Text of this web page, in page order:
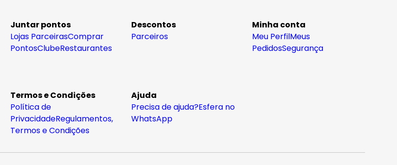
Juntar pontos
Lojas ParceirasComprar
PontosClubeRestaurantes
Descontos
Parceiros
Minha conta
Meu PerfilMeus
PedidosSegurança
Termos e Condições
Política de
PrivacidadeRegulamentos,
Termos e Condições
Ajuda
Precisa de ajuda?Esfera no
WhatsApp